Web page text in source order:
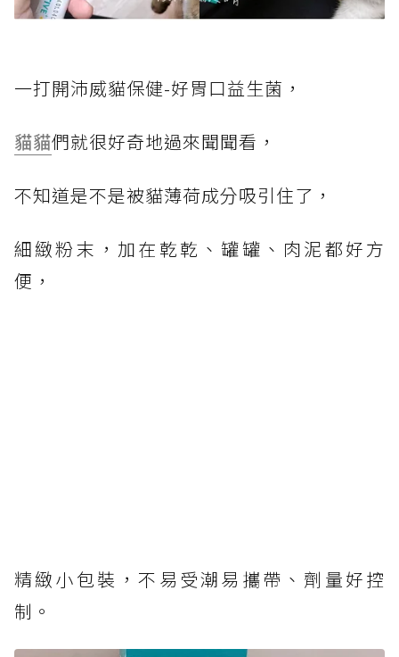
一打開沛威貓保健-好胃口益生菌，
貓貓們就很好奇地過來聞聞看，
不知道是不是被貓薄荷成分吸引住了，
細緻粉末，加在乾乾、罐罐、肉泥都好方
便，
精緻小包裝，不易受潮易攜帶、劑量好控
制。